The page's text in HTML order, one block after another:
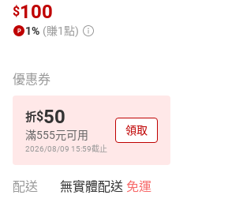
$100
1% (賺1點)
優惠券
折$50
滿555元可用
2026/08/09 15:59截止
領取
配送 無實體配送 免運